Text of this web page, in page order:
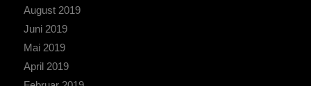
August 2019
Juni 2019
Mai 2019
April 2019